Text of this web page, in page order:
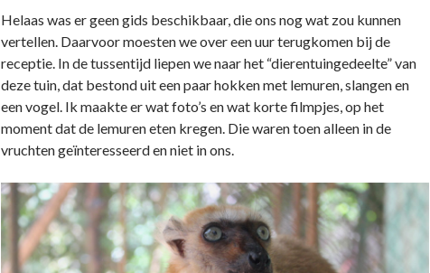
Helaas was er geen gids beschikbaar, die ons nog wat zou kunnen
vertellen. Daarvoor moesten we over een uur terugkomen bij de
receptie. In de tussentijd liepen we naar het “dierentuingedeelte” van
deze tuin, dat bestond uit een paar hokken met lemuren, slangen en
een vogel. Ik maakte er wat foto’s en wat korte filmpjes, op het
moment dat de lemuren eten kregen. Die waren toen alleen in de
vruchten geïnteresseerd en niet in ons.